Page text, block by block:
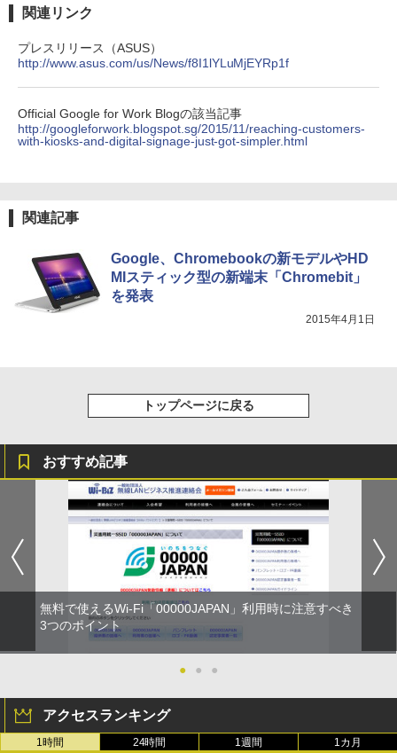
関連リンク
プレスリリース（ASUS）
http://www.asus.com/us/News/f8I1lYLuMjEYRp1f
Official Google for Work Blogの該当記事
http://googleforwork.blogspot.sg/2015/11/reaching-customers-
with-kiosks-and-digital-signage-just-got-simpler.html
関連記事
Google、Chromebookの新モデルやHD
MIスティック型の新端末「Chromebit」
を発表
2015年4月1日
トップページに戻る
おすすめ記事
無料で使えるWi-Fi「00000JAPAN」利用時に注意すべき
3つのポイント
● ● ●
アクセスランキング
1時間 24時間 1週間 1カ月